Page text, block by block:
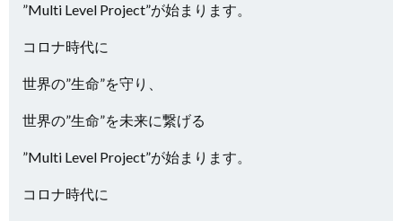
”Multi Level Project”が始まります。
コロナ時代に
世界の”生命”を守り、
世界の”生命”を未来に繋げる
”Multi Level Project”が始まります。
コロナ時代に